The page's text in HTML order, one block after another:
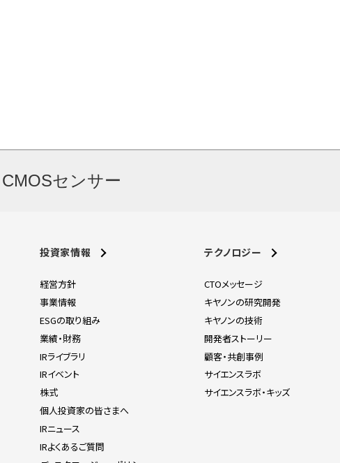
CMOSセンサー
投資家情報
経営方針
事業情報
ESGの取り組み
業績・財務
IRライブラリ
IRイベント
株式
個人投資家の皆さまへ
IRニュース
IRよくあるご質問
テクノロジー
CTOメッセージ
キヤノンの研究開発
キヤノンの技術
開発者ストーリー
顧客・共創事例
サイエンスラボ
サイエンスラボ・キッズ